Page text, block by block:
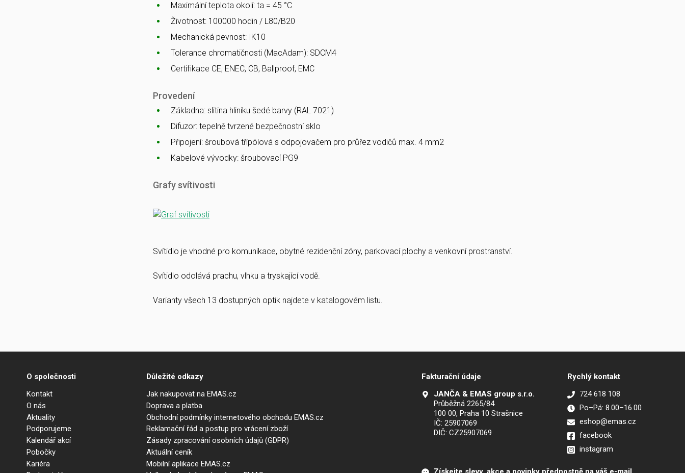
Maximální teplota okolí: ta = 45 °C
Životnost: 100000 hodin / L80/B20
Mechanická pevnost: IK10
Tolerance chromatičnosti (MacAdam): SDCM4
Certifikace CE, ENEC, CB, Ballproof, EMC
Provedení
Základna: slitina hliníku šedé barvy (RAL 7021)
Difuzor: tepelně tvrzené bezpečnostní sklo
Připojení: šroubová třípólová s odpojovačem pro průřez vodičů max. 4 mm2
Kabelové vývodky: šroubovací PG9
Grafy svítivosti
Svítidlo je vhodné pro komunikace, obytné rezidenční zóny, parkovací plochy a venkovní prostranství.
Svítidlo odolává prachu, vlhku a tryskající vodě.
Varianty všech 13 dostupných optik najdete v katalogovém listu.
O společnosti
Kontakt
O nás
Aktuality
Podporujeme
Kalendář akcí
Pobočky
Kariéra
Důležité odkazy
Jak nakupovat na EMAS.cz
Doprava a platba
Obchodní podmínky internetového obchodu EMAS.cz
Reklamační řád a postup pro vrácení zboží
Zásady zpracování osobních údajů (GDPR)
Aktuální ceník
Mobilní aplikace EMAS.cz
Fakturační údaje
JANČA & EMAS group s.r.o.
Průběžná 2265/84
100 00, Praha 10 Strašnice
IČ: 25907069
DIČ: CZ25907069
Rychlý kontakt
724 618 108
Po–Pá: 8.00–16.00
eshop@emas.cz
facebook
instagram